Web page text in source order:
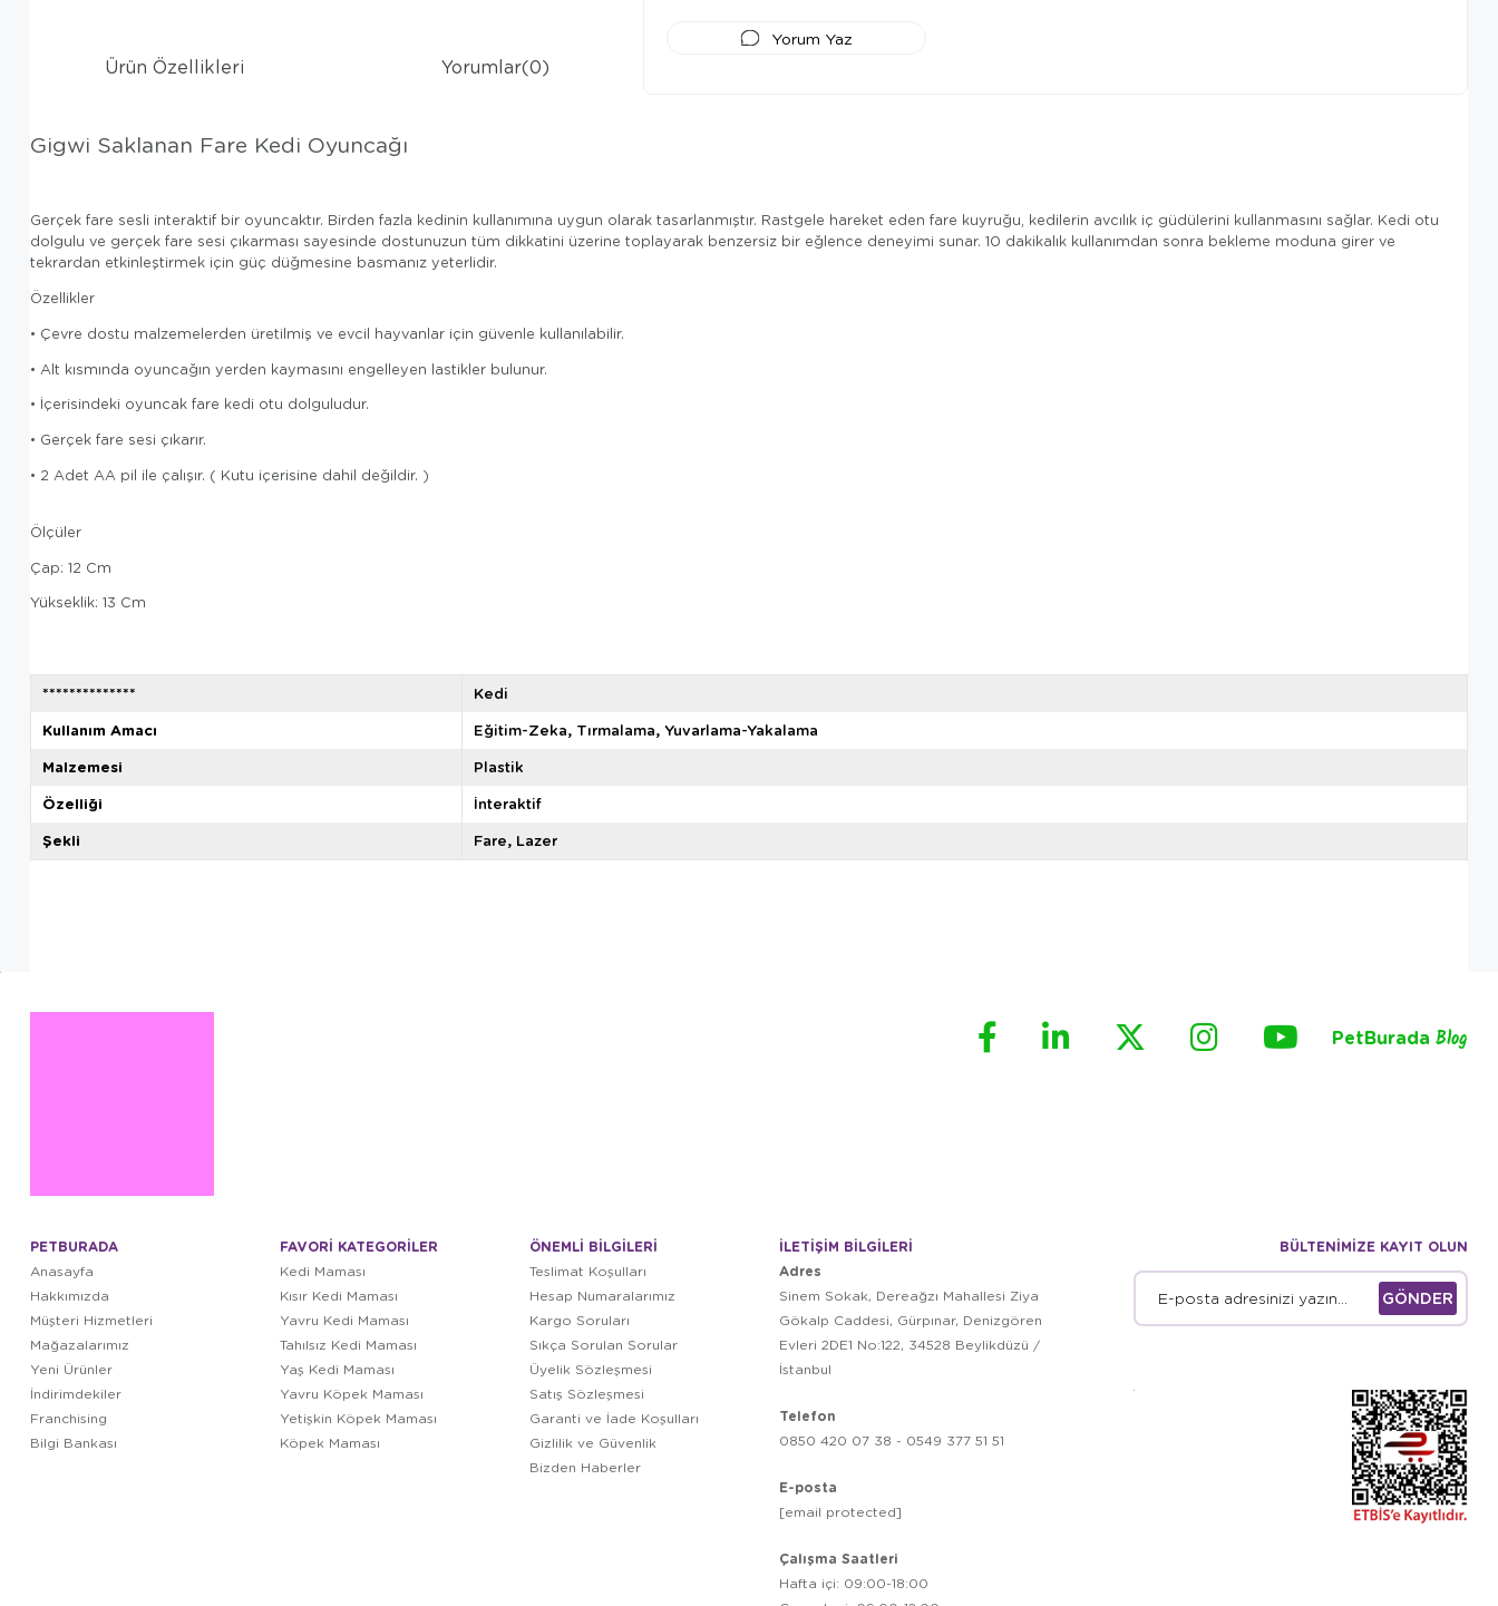
Yorum Yaz
Ürün Özellikleri Yorumlar(0)
Gigwi Saklanan Fare Kedi Oyuncağı
Gerçek fare sesli interaktif bir oyuncaktır. Birden fazla kedinin kullanımına uygun olarak tasarlanmıştır. Rastgele hareket eden fare kuyruğu, kedilerin avcılık iç güdülerini kullanmasını sağlar. Kedi otu
dolgulu ve gerçek fare sesi çıkarması sayesinde dostunuzun tüm dikkatini üzerine toplayarak benzersiz bir eğlence deneyimi sunar. 10 dakikalık kullanımdan sonra bekleme moduna girer ve
tekrardan etkinleştirmek için güç düğmesine basmanız yeterlidir.
Özellikler
• Çevre dostu malzemelerden üretilmiş ve evcil hayvanlar için güvenle kullanılabilir.
• Alt kısmında oyuncağın yerden kaymasını engelleyen lastikler bulunur.
• İçerisindeki oyuncak fare kedi otu dolguludur.
• Gerçek fare sesi çıkarır.
• 2 Adet AA pil ile çalışır. ( Kutu içerisine dahil değildir. )
Ölçüler
Çap: 12 Cm
Yükseklik: 13 Cm
**************
Kedi
Kullanım Amacı
Eğitim-Zeka Tırmalama Yuvarlama-Yakalama
Malzemesi
Plastik
Özelliği
İnteraktif
Şekli
Fare Lazer
PetBurada Blog
PETBURADA
Anasayfa
Hakkımızda
Müşteri Hizmetleri
Mağazalarımız
Yeni Ürünler
İndirimdekiler
Franchising
Bilgi Bankası
FAVORİ KATEGORİLER
Kedi Maması
Kısır Kedi Maması
Yavru Kedi Maması
Tahılsız Kedi Maması
Yaş Kedi Maması
Yavru Köpek Maması
Yetişkin Köpek Maması
Köpek Maması
ÖNEMLİ BİLGİLERİ
Teslimat Koşulları
Hesap Numaralarımız
Kargo Soruları
Sıkça Sorulan Sorular
Üyelik Sözleşmesi
Satış Sözleşmesi
Garanti ve İade Koşulları
Gizlilik ve Güvenlik
Bizden Haberler
İLETİŞİM BİLGİLERİ
Adres
Sinem Sokak, Dereağzı Mahallesi Ziya
Gökalp Caddesi, Gürpınar, Denizgören
Evleri 2DE1 No:122, 34528 Beylikdüzü /
İstanbul
Telefon
0850 420 07 38 - 0549 377 51 51
E-posta
[email protected]
Çalışma Saatleri
Hafta içi: 09:00-18:00
BÜLTENİMİZE KAYIT OLUN
GÖNDER